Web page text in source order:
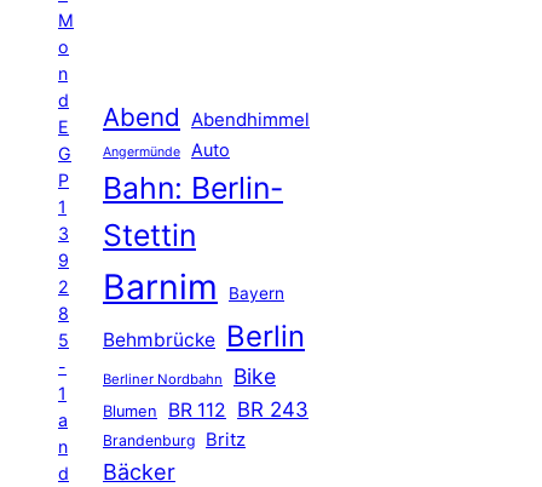
M
o
n
d
E
G
P
1
3
9
2
8
5
-
1
a
n
d
Abend Abendhimmel
Angermünde Auto
Bahn: Berlin-
Stettin
Barnim Bayern
Behmbrücke Berlin
Berliner Nordbahn Bike
Blumen BR 112 BR 243
Brandenburg Britz
Bäcker